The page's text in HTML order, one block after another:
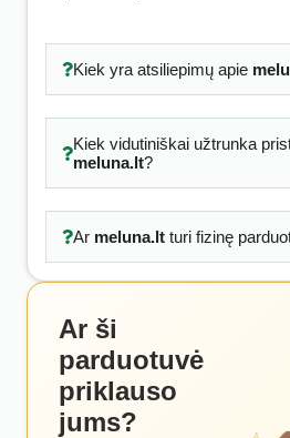
Kiek yra atsiliepimų apie
Kiek vidutiniškai užtrunka
meluna.lt?
Ar meluna.ltturi fizinę
Ar ši
parduotuvė
priklauso
jums?